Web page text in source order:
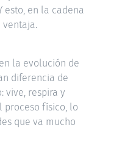
esto, en la cadena
ventaja.
la evolución de
diferencia de
vive, respira y
proceso físico, lo
que va mucho